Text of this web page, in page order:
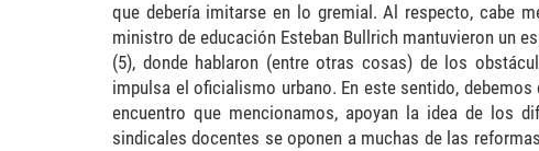
que debería imitarse en lo gremial. Al respecto, cabe
ministro de educación Esteban Bullrich mantuvieron un
(5), donde hablaron (entre otras cosas) de los
impulsa el oficialismo urbano. En este sentido,
encuentro que mencionamos, apoyan la idea de los
sindicales docentes se oponen a muchas de las